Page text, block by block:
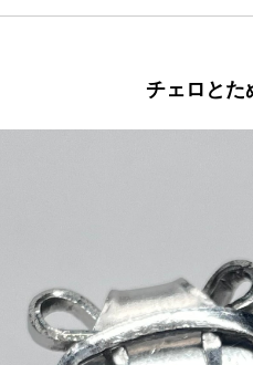
チェロとた